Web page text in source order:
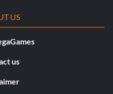
US
us